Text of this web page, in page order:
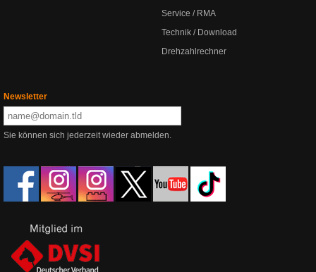
Service / RMA
Technik / Download
Drehzahlrechner
Newsletter
Sie können sich jederzeit wieder abmelden.